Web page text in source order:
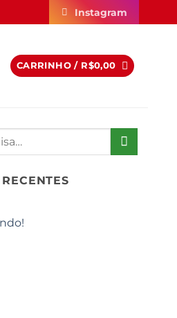
Instagram
CARRINHO / R$0,00